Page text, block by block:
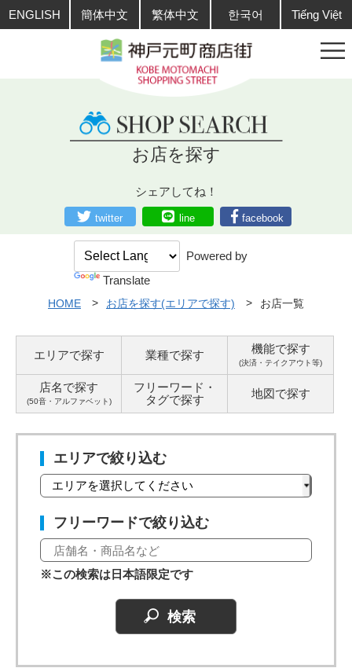
ENGLISH 簡体中文 繁体中文 한국어 Tiếng Việt
お店を探す
シェアしてね！
twitter line facebook
Powered by
Translate
HOME お店を探す(エリアで探す) お店一覧
エリアで探す 業種で探す 機能で探す
(決済・テイクアウト等)
店名で探す
(50音・アルファベット)
フリーワード・
タグで探す 地図で探す
エリアで絞り込む
フリーワードで絞り込む
※この検索は日本語限定です